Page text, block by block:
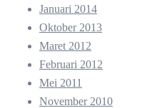
Januari 2014
Oktober 2013
Maret 2012
Februari 2012
Mei 2011
November 2010